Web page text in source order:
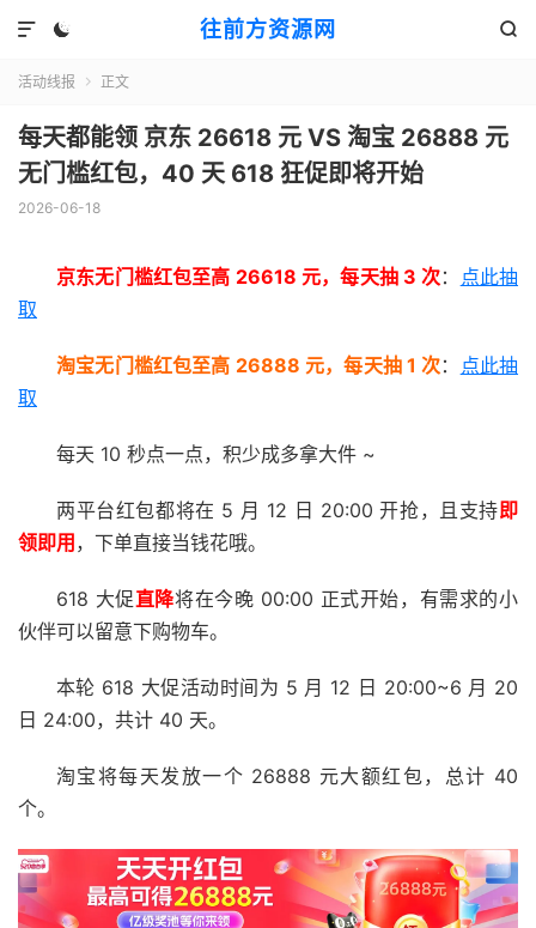
往前方资源网
 

活动线报  正文
每天都能领 京东 26618 元 VS 淘宝 26888 元
无门槛红包，40 天 618 狂促即将开始
2026-06-18
京东无门槛红包至高 26618 元，每天抽 3 次：
点此抽
取
淘宝无门槛红包至高 26888 元，每天抽 1 次：
点此抽
取
每天 10 秒点一点，积少成多拿大件 ~
两平台红包都将在 5 月 12 日 20:00 开抢，且支持即
领即用 ，下单直接当钱花哦。
618 大促直降将在今晚 00:00 正式开始，有需求的小
伙伴可以留意下购物车。
本轮 618 大促活动时间为 5 月 12 日 20:00~6 月 20
日 24:00，共计 40 天。
淘宝将每天发放一个 26888 元大额红包，总计 40
个。